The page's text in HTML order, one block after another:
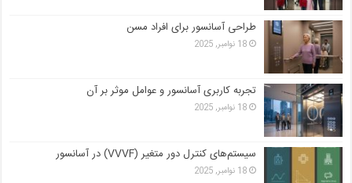
طراحی آسانسور برای افراد مسن
18 نوامبر, 2025
تجربه کاربری آسانسور و عوامل موثر بر آن
18 نوامبر, 2025
سیستم‌های کنترل دور متغیر (VVVF) در آسانسور
18 نوامبر, 2025